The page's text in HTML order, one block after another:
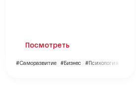
Посмотреть
#Саморазвитие #Бизнес #Психология